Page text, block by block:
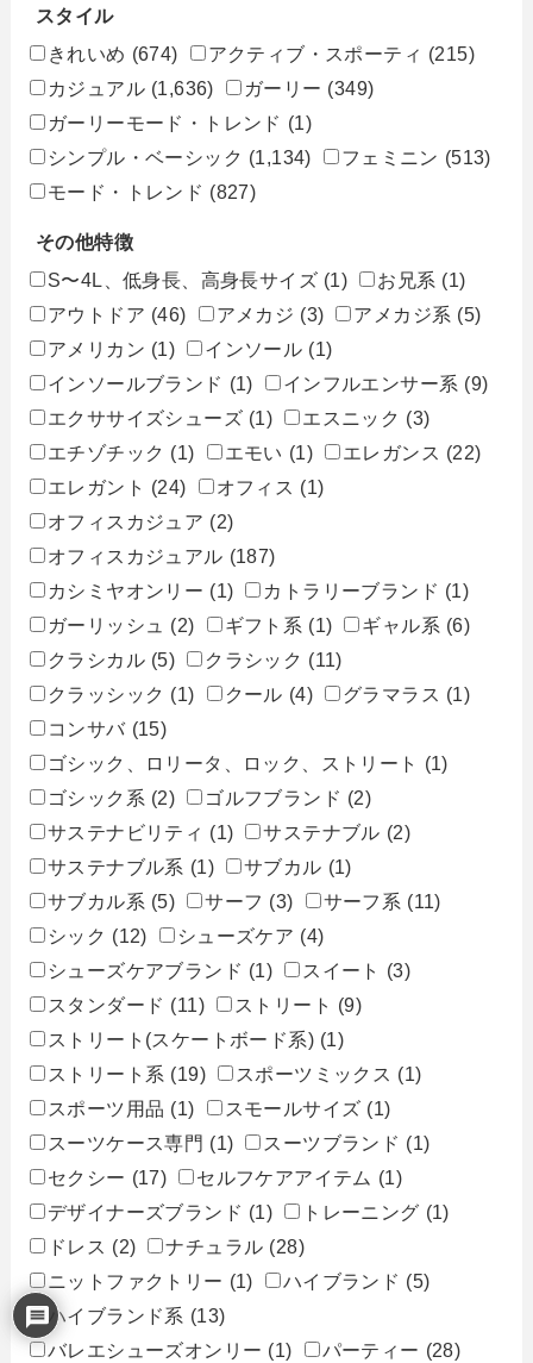
スタイル
きれいめ (674) アクティブ・スポーティ (215)
カジュアル (1,636) ガーリー (349)
ガーリーモード・トレンド (1)
シンプル・ベーシック (1,134) フェミニン (513)
モード・トレンド (827)
その他特徴
S〜4L、低身長、高身長サイズ (1) お兄系 (1)
アウトドア (46) アメカジ (3) アメカジ系 (5)
アメリカン (1) インソール (1)
インソールブランド (1) インフルエンサー系 (9)
エクササイズシューズ (1) エスニック (3)
エチゾチック (1) エモい (1) エレガンス (22)
エレガント (24) オフィス (1)
オフィスカジュア (2)
オフィスカジュアル (187)
カシミヤオンリー (1) カトラリーブランド (1)
ガーリッシュ
(2) ギフト系 (1) ギャル系 (6)
クラシカル (5) クラシック (11)
クラッシック (1) クール (4) グラマラス (1)
コンサバ (15)
ゴシック、ロリータ、ロック、ストリート
(1)
ゴシック系 (2) ゴルフブランド (2)
サステナビリティ (1) サステナブル (2)
サステナブル系 (1) サブカル (1)
サブカル系 (5) サーフ (3) サーフ系 (11)
シック (12) シューズケア (4)
シューズケアブランド (1) スイート
(3)
スタンダード (11) ストリート (9)
ストリート(スケートボード系) (1)
ストリート系 (19) スポーツミックス (1)
スポーツ用品 (1) スモールサイズ (1)
スーツケース専門 (1) スーツブランド (1)
セクシー (17) セルフケアアイテム (1)
デザイナーズブランド (1) トレーニング (1)
ドレス (2) ナチュラル (28)
ニットファクトリー (1) ハイブランド (5)
ハイブランド系 (13)
バレエシューズオンリー (1) パーティー (28)